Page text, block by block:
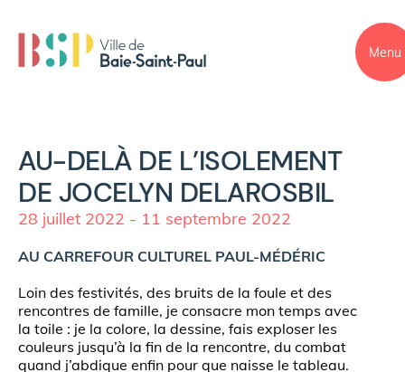
Menu
AU-DELÀ DE L’ISOLEMENT
DE JOCELYN DELAROSBIL
28 juillet 2022 - 11 septembre 2022
AU CARREFOUR CULTUREL PAUL-MÉDÉRIC
Loin des festivités, des bruits de la foule et des
rencontres de famille, je consacre mon temps avec
la toile : je la colore, la dessine, fais exploser les
couleurs jusqu’à la fin de la rencontre, du combat
quand j’abdique enfin pour que naisse le tableau.